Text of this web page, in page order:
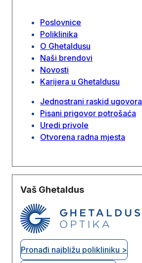
Poslovnice
Poliklinika
O Ghetaldusu
Naši brendovi
Novosti
Karijera u Ghetaldusu
Jednostrani raskid ugovora
Pisani prigovor potrošaća
Uredi privole
Otvorena radna mjesta
Vaš Ghetaldus
Pronađi najbližu polikliniku >